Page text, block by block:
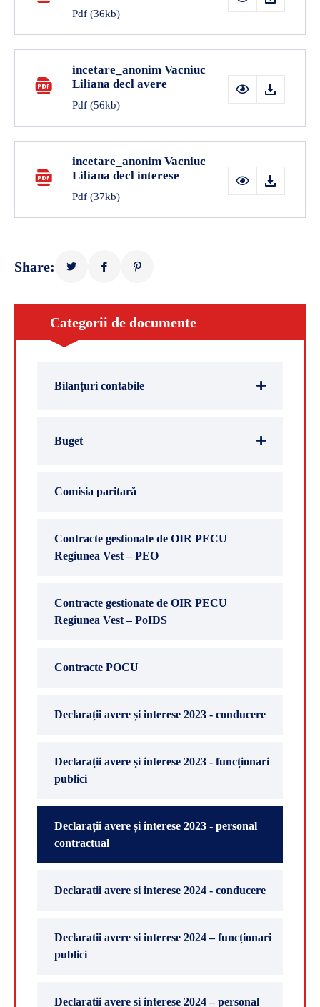
Categorii de documente
Bilanțuri contabile
Buget
Comisia paritară
Contracte gestionate de OIR PECU
Regiunea Vest – PEO
Contracte gestionate de OIR PECU
Regiunea Vest – PoIDS
Contracte POCU
Declarații avere și interese 2023 - conducere
Declarații avere și interese 2023 - funcționari
publici
Declarații avere și interese 2023 - personal
contractual
Declaratii avere si interese 2024 - conducere
Declaratii avere si interese 2024 – funcționari
publici
Declaratii avere si interese 2024 – personal
Pdf (36kb)
incetare_anonim Vacniuc
Liliana decl avere
Pdf (56kb)
incetare_anonim Vacniuc
Liliana decl interese
Pdf (37kb)
Share: